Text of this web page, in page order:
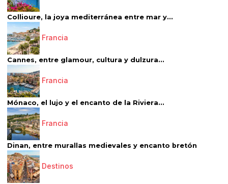
Collioure, la joya mediterránea entre mar y...
Francia
Cannes, entre glamour, cultura y dulzura...
Francia
Mónaco, el lujo y el encanto de la Riviera...
Francia
Dinan, entre murallas medievales y encanto bretón
Destinos